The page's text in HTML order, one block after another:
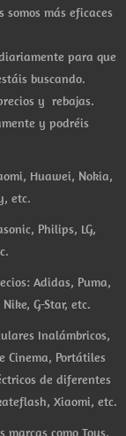
más eficaces
para que
buscando.
y rebajas.
y podréis
Huawei, Nokia,
etc.
Philips, LG,
Adidas, Puma,
G-Star, etc.
Inalámbricos,
Cinema, Portátiles
de diferentes
Xiaomi, etc.
marcas como Tous,